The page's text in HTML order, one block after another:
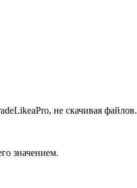
не скачивая файлов.
значением.